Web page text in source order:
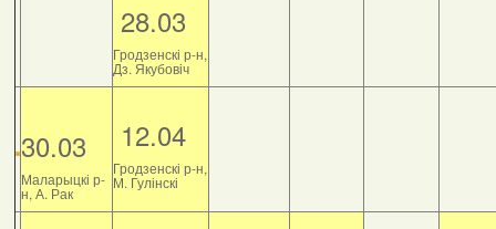
28.03
Гродзенскі р-н,
Дз. Якубовіч
30.03
Маларыцкі р-
н, А. Рак
12.04
Гродзенскі р-н,
М. Гулінскі